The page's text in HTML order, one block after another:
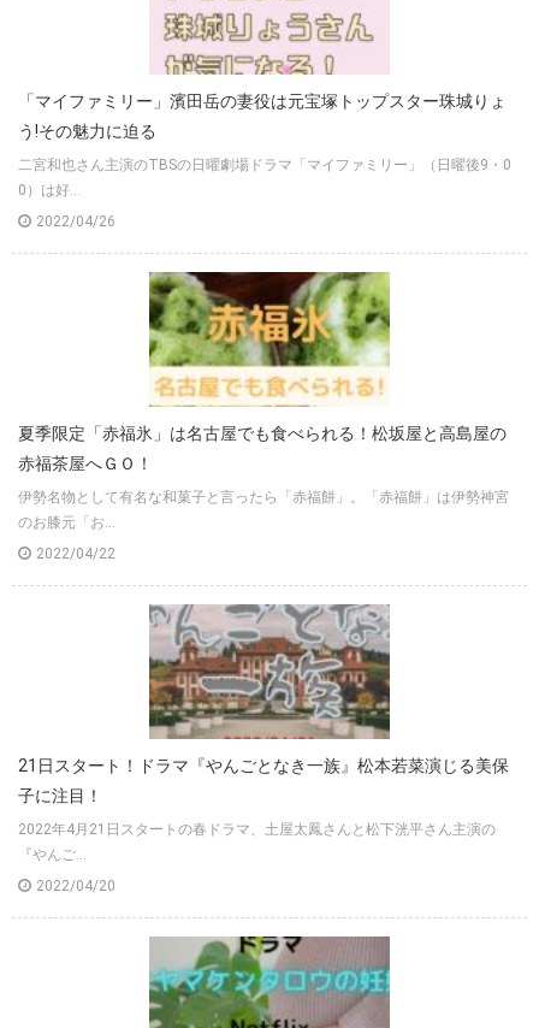
「マイファミリー」濱田岳の妻役は元宝塚トップスター珠城りょ
う!その魅力に迫る
二宮和也さん主演のTBSの日曜劇場ドラマ「マイファミリー」（日曜後9・0
0）は好...
2022/04/26
夏季限定「赤福氷」は名古屋でも食べられる！松坂屋と高島屋の
赤福茶屋へＧＯ！
伊勢名物として有名な和菓子と言ったら「赤福餅」。「赤福餅」は伊勢神宮
のお膝元「お...
2022/04/22
21日スタート！ドラマ『やんごとなき一族』松本若菜演じる美保
子に注目！
2022年4月21日スタートの春ドラマ、土屋太鳳さんと松下洸平さん主演の
『やんご...
2022/04/20